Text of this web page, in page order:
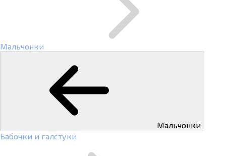
Мальчонки
Мальчонки
Бабочки и галстуки